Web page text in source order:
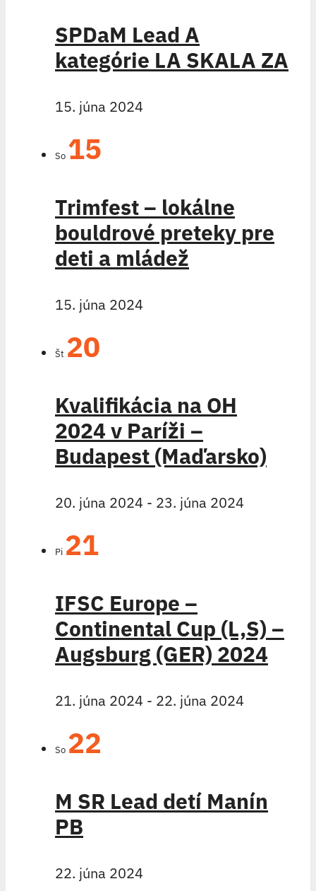
SPDaM Lead A
kategórie LA SKALA ZA
15. júna 2024
So 15
Trimfest – lokálne
bouldrové preteky pre
deti a mládež
15. júna 2024
Št 20
Kvalifikácia na OH
2024 v Paríži –
Budapest (Maďarsko)
20. júna 2024 - 23. júna 2024
Pi 21
IFSC Europe –
Continental Cup (L,S) –
Augsburg (GER) 2024
21. júna 2024 - 22. júna 2024
So 22
M SR Lead detí Manín
PB
22. júna 2024